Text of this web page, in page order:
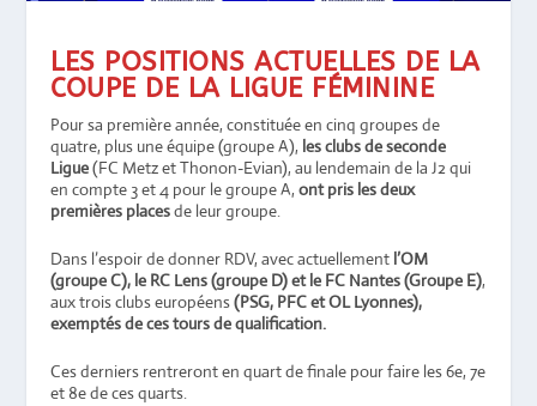
LES POSITIONS ACTUELLES DE LA
COUPE DE LA LIGUE FÉMININE
Pour sa première année, constituée en cinq groupes de
quatre, plus une équipe (groupe A), les clubs de seconde
Ligue(FC Metz et Thonon-Evian), au lendemain de la J2 qui
en compte 3 et 4 pour le groupe A,ont pris les deux
premières placesde leur groupe.
Dans l’espoir de donner RDV, avec actuellement l’OM
(groupe C), le RC Lens (groupe D) et le FC Nantes (Groupe E),
aux trois clubs européens(PSG, PFC et OL Lyonnes),
exemptés de ces tours de qualification.
Ces derniers rentreront en quart de finale pour faire les 6e, 7e
et 8e de ces quarts.